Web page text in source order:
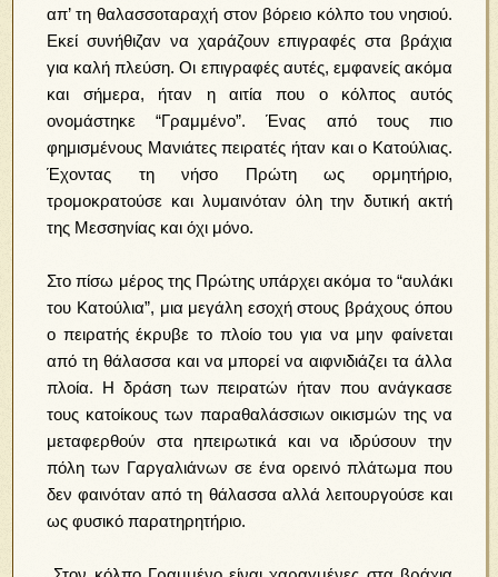
απ’ τη θαλασσοταραχή στον βόρειο κόλπο του νησιού.
Εκεί συνήθιζαν να χαράζουν επιγραφές στα βράχια
για καλή πλεύση. Οι επιγραφές αυτές, εμφανείς ακόμα
και σήμερα, ήταν η αιτία που ο κόλπος αυτός
ονομάστηκε “Γραμμένο”. Ένας από τους πιο
φημισμένους Μανιάτες πειρατές ήταν και ο Κατούλιας.
Έχοντας τη νήσο Πρώτη ως ορμητήριο,
τρομοκρατούσε και λυμαινόταν όλη την δυτική ακτή
της Μεσσηνίας και όχι μόνο.
Στο πίσω μέρος της Πρώτης υπάρχει ακόμα το “αυλάκι
του Κατούλια”, μια μεγάλη εσοχή στους βράχους όπου
ο πειρατής έκρυβε το πλοίο του για να μην φαίνεται
από τη θάλασσα και να μπορεί να αιφνιδιάζει τα άλλα
πλοία. Η δράση των πειρατών ήταν που ανάγκασε
τους κατοίκους των παραθαλάσσιων οικισμών της να
μεταφερθούν στα ηπειρωτικά και να ιδρύσουν την
πόλη των Γαργαλιάνων σε ένα ορεινό πλάτωμα που
δεν φαινόταν από τη θάλασσα αλλά λειτουργούσε και
ως φυσικό παρατηρητήριο.